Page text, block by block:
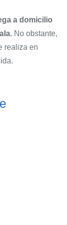
a domicilio
No obstante,
realiza en